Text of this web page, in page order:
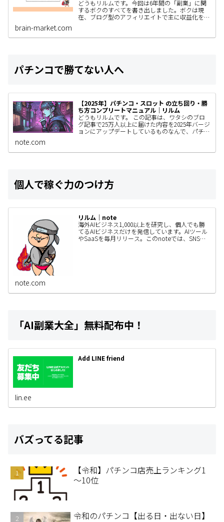
どうもリルムです。今回は6年間の「副業」に関
するボクのすべてを書き出しました。ボクは現
在、ブログ型のアフィリエイトで主に収益化をし
brain-market.com
パチンコで勝てない人へ
【2025年】パチンコ・スロット の立ち回り・勝
ち方コンプリートマニュアル｜リルム
どうもリルムです。 この記事は、ワタシのブロ
グ記事で25万人以上に届けた内容を2025年バージ
ョンにアップデートしているものなんで、パチン
note.com
個人で稼ぐ力のつけ方
リルム｜note
海外AIビジネス1,000以上を研究し、個人でも勝
てるAIビジネスだけを発信しています。AIツール
やSaaSを毎月リリース。このnoteでは、SNSで
note.com
「AI副業大全」無料配布中！
Add LINE friend
lin.ee
バズってる記事
【令和】パチンコ店売上ランキング1
～10位
令和のパチンコ【出る日・出ない日】